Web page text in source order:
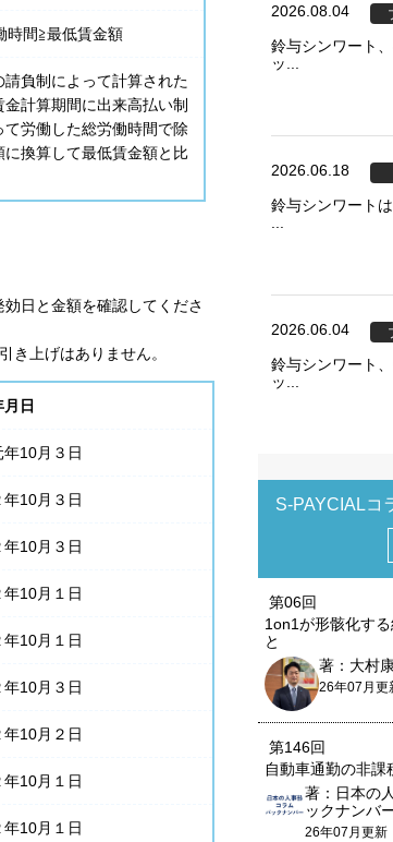
時間≧最低賃金額
負制によって計算された
計算期間に出来高払い制
労働した総労働時間で除
に換算して最低賃金額と比
日と金額を確認してくださ
き上げはありません。
日
年10月３日
年10月３日
年10月３日
年10月１日
年10月１日
年10月３日
年10月２日
年10月１日
年10月１日
2026.08.04
鈴与シンワート
ッ...
2026.06.18
鈴与シンワート
...
2026.06.04
鈴与シンワート
ッ...
S-PAYCIALコ
第06回
1on1が形骸化す
と
著：大村
26年07月更
第146回
自動車通勤の非課
著：日本の
ックナンバ
26年07月更新
を訪れると、ブラウザに情報が保存される、またはブ
た情報が取得されることがあります。情報の主な保存
、対象となるのはサイト訪問者に関する情報、サイト
、デバイス情報などです。これらの情報はサイトを正
的を中心に使われます。個人を直接特定できる情報が
通常ありませんが、Web サイトのパーソナライズに使
ます。鈴与シンワートではプライバシーの権利を尊重
トにおけるデフォルト設定を変更できます。ただし、
効化した場合、サイトの利用やサービスの利用に影響
ります。詳細情報
この設定で保存する